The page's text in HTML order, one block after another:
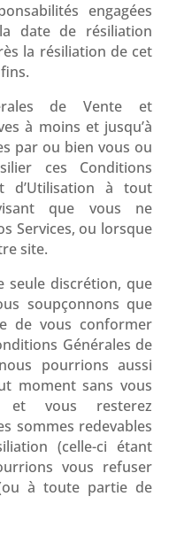
engagées
date de résiliation
la résiliation de cet
de Vente et
à moins et jusqu’à
par ou bien vous ou
ces Conditions
d’Utilisation à tout
que vous ne
Services, ou lorsque
site.
seule discrétion, que
soupçonnons que
de vous conformer
Générales de
pourrions aussi
moment sans vous
et vous resterez
sommes redevables
(celle-ci étant
vous refuser
(ou à toute partie de